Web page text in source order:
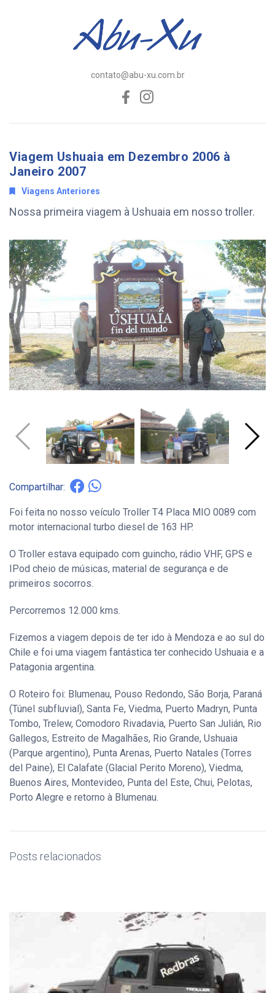
contato@abu-xu.com.br
Viagem Ushuaia em Dezembro 2006 à
Janeiro 2007
Viagens Anteriores
Nossa primeira viagem à Ushuaia em nosso troller.
Compartilhar:
Foi feita no nosso veículo Troller T4 Placa MIO 0089 com
motor internacional turbo diesel de 163 HP.
O Troller estava equipado com guincho, rádio VHF, GPS e
IPod cheio de músicas, material de segurança e de
primeiros socorros.
Percorremos 12.000 kms.
Fizemos a viagem depois de ter ido à Mendoza e ao sul do
Chile e foi uma viagem fantástica ter conhecido Ushuaia e a
Patagonia argentina.
O Roteiro foi: Blumenau, Pouso Redondo, São Borja, Paraná
(Túnel subfluvial), Santa Fe, Viedma, Puerto Madryn, Punta
Tombo, Trelew, Comodoro Rivadavia, Puerto San Julián, Rio
Gallegos, Estreito de Magalhães, Rio Grande, Ushuaia
(Parque argentino), Punta Arenas, Puerto Natales (Torres
del Paine), El Calafate (Glacial Perito Moreno), Viedma,
Buenos Aires, Montevideo, Punta del Este, Chui, Pelotas,
Porto Alegre e retorno à Blumenau.
Posts relacionados